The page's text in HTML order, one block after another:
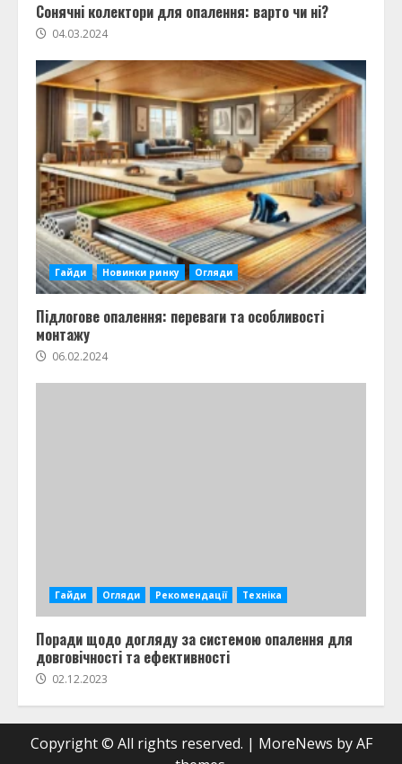
Сонячні колектори для опалення: варто чи ні?
04.03.2024
Гайди Новинки ринку Огляди
Підлогове опалення: переваги та особливості
монтажу
06.02.2024
Гайди Огляди Рекомендації Техніка
Поради щодо догляду за системою опалення для
довговічності та ефективності
02.12.2023
Copyright © All rights reserved. | MoreNews by AF